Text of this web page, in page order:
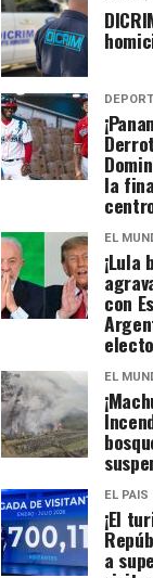
la
EL
¡Lula
con
EL
EL PAIS
¡El
a